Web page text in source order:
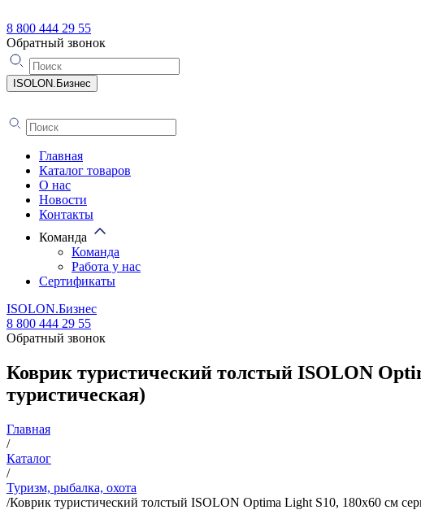
8 800 444 29 55
Обратный звонок
ISOLON.Бизнес
Главная
Каталог товаров
О нас
Новости
Контакты
Команда
Команда
Работа у нас
Сертификаты
ISOLON.Бизнес
8 800 444 29 55
Обратный звонок
Коврик туристический толстый ISOLON
туристическая)
Главная
/
Каталог
/
Туризм, рыбалка, охота
/Коврик туристический толстый ISOLON Optima Light S10, 180х60 см